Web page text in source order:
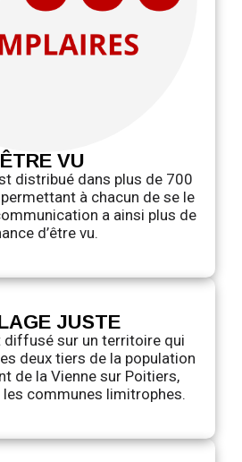
ÊTRE VU
distribué dans plus de 700
à chacun de se le
a ainsi plus de
d’être vu.
JUSTE
diffusé sur un territoire qui
deux tiers de la population
de la Vienne sur Poitiers,
communes limitrophes.